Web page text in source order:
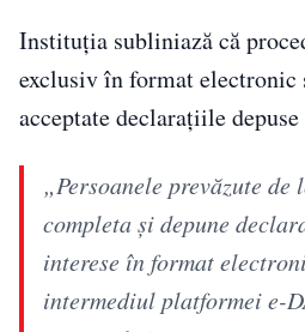
Instituția subliniază că
exclusiv în format electronic
acceptate declarațiile
„Persoanele prevăzute
completa și depune
interese în format
intermediul platformei e-